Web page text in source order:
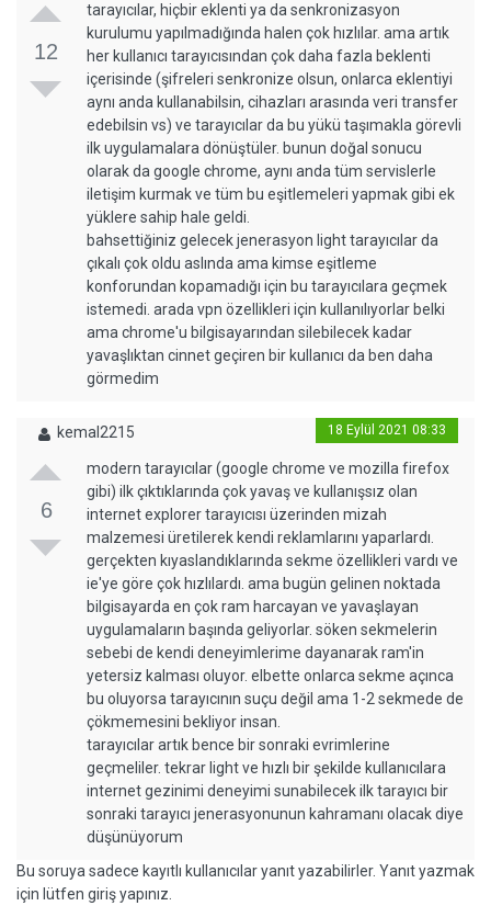
12
tarayıcılar, hiçbir eklenti ya da senkronizasyon
kurulumu yapılmadığında halen çok hızlılar. ama artık
her kullanıcı tarayıcısından çok daha fazla beklenti
içerisinde (şifreleri senkronize olsun, onlarca eklentiyi
aynı anda kullanabilsin, cihazları arasında veri transfer
edebilsin vs) ve tarayıcılar da bu yükü taşımakla görevli
ilk uygulamalara dönüştüler. bunun doğal sonucu
olarak da google chrome, aynı anda tüm servislerle
iletişim kurmak ve tüm bu eşitlemeleri yapmak gibi ek
yüklere sahip hale geldi.
bahsettiğiniz gelecek jenerasyon light tarayıcılar da
çıkalı çok oldu aslında ama kimse eşitleme
konforundan kopamadığı için bu tarayıcılara geçmek
istemedi. arada vpn özellikleri için kullanılıyorlar belki
ama chrome'u bilgisayarından silebilecek kadar
yavaşlıktan cinnet geçiren bir kullanıcı da ben daha
görmedim
kemal2215 18 Eylül 2021 08:33
6
modern tarayıcılar (google chrome ve mozilla firefox
gibi) ilk çıktıklarında çok yavaş ve kullanışsız olan
internet explorer tarayıcısı üzerinden mizah
malzemesi üretilerek kendi reklamlarını yaparlardı.
gerçekten kıyaslandıklarında sekme özellikleri vardı ve
ie'ye göre çok hızlılardı. ama bugün gelinen noktada
bilgisayarda en çok ram harcayan ve yavaşlayan
uygulamaların başında geliyorlar. söken sekmelerin
sebebi de kendi deneyimlerime dayanarak ram'in
yetersiz kalması oluyor. elbette onlarca sekme açınca
bu oluyorsa tarayıcının suçu değil ama 1-2 sekmede de
çökmemesini bekliyor insan.
tarayıcılar artık bence bir sonraki evrimlerine
geçmeliler. tekrar light ve hızlı bir şekilde kullanıcılara
internet gezinimi deneyimi sunabilecek ilk tarayıcı bir
sonraki tarayıcı jenerasyonunun kahramanı olacak diye
düşünüyorum
Bu soruya sadece kayıtlı kullanıcılar yanıt yazabilirler. Yanıt yazmak
için lütfen giriş yapınız.